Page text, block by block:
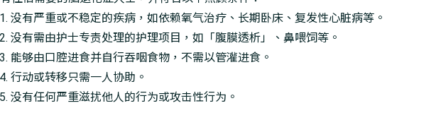
没有严重或不稳定的疾病，如依赖氧气治疗、长期卧床、复发性心脏病等。
没有需由护士专责处理的护理项目，如「腹膜透析」、鼻喂饲等。
能够由口腔进食并自行吞咽食物，不需以管灌进食。
行动或转移只需一人协助。
没有任何严重滋扰他人的行为或攻击性行为。